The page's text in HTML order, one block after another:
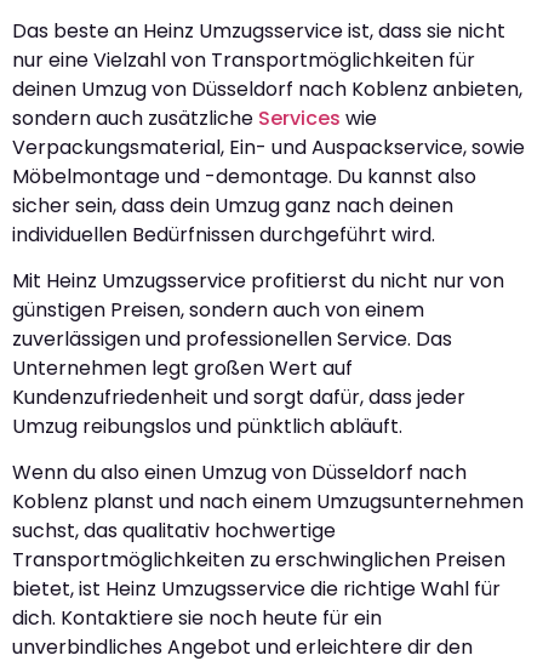
Das beste an Heinz Umzugsservice ist, dass sie nicht
nur eine Vielzahl von Transportmöglichkeiten für
deinen Umzug von Düsseldorf nach Koblenz anbieten,
sondern auch zusätzliche Services wie
Verpackungsmaterial, Ein- und Auspackservice, sowie
Möbelmontage und -demontage. Du kannst also
sicher sein, dass dein Umzug ganz nach deinen
individuellen Bedürfnissen durchgeführt wird.
Mit Heinz Umzugsservice profitierst du nicht nur von
günstigen Preisen, sondern auch von einem
zuverlässigen und professionellen Service. Das
Unternehmen legt großen Wert auf
Kundenzufriedenheit und sorgt dafür, dass jeder
Umzug reibungslos und pünktlich abläuft.
Wenn du also einen Umzug von Düsseldorf nach
Koblenz planst und nach einem Umzugsunternehmen
suchst, das qualitativ hochwertige
Transportmöglichkeiten zu erschwinglichen Preisen
bietet, ist Heinz Umzugsservice die richtige Wahl für
dich. Kontaktiere sie noch heute für ein
unverbindliches Angebot und erleichtere dir den